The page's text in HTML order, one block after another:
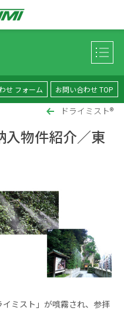
せ フォーム お問い合わせ TOP
ドライミスト®
入物件紹介／東
ミスト」が噴霧され、参拝